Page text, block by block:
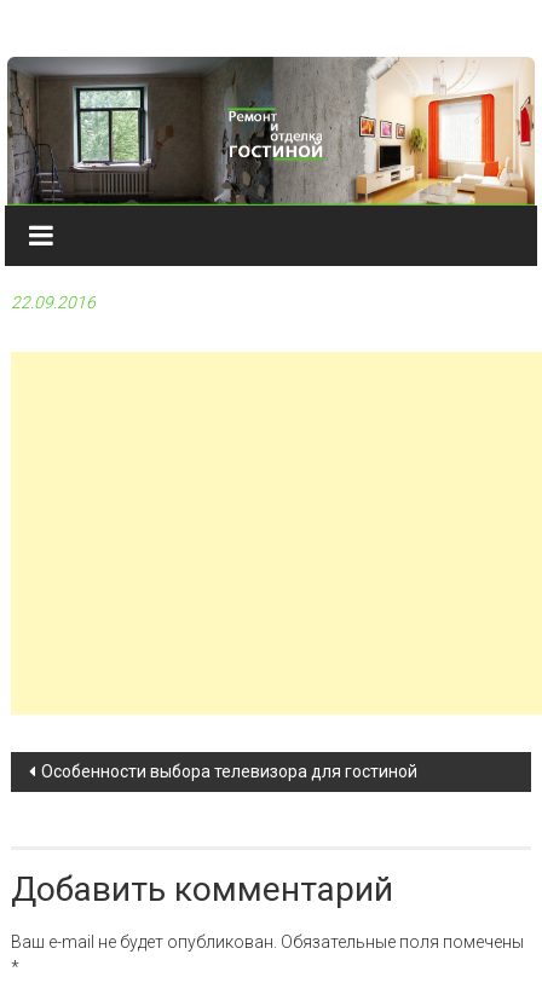
22.09.2016
Навигация по записи
Особенности выбора телевизора для гостиной
Добавить комментарий
Ваш e-mail не будет опубликован. Обязательные поля помечены
*